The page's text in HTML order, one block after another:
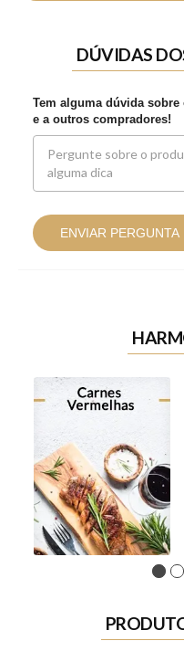
DÚVIDAS
Tem alguma dúvida
e a outros compradores!
ENVIAR PERGUNTA
1 2